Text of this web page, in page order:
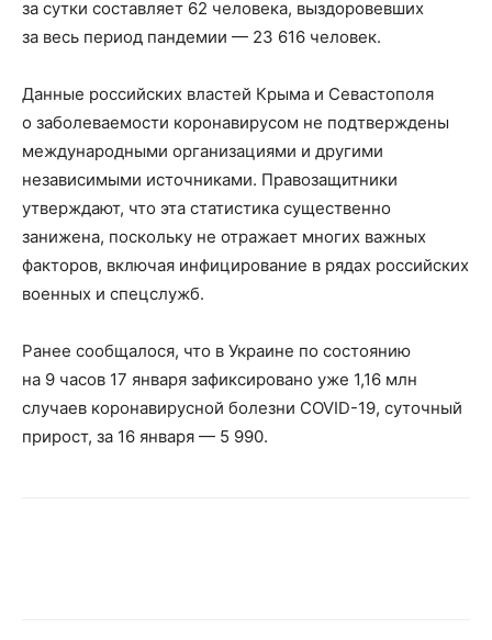
за сутки составляет 62 человека, выздоровевших
за весь период пандемии — 23 616 человек.
Данные российских властей Крыма и Севастополя
о заболеваемости коронавирусом не подтверждены
международными организациями и другими
независимыми источниками. Правозащитники
утверждают, что эта статистика существенно
занижена, поскольку не отражает многих важных
факторов, включая инфицирование в рядах российских
военных и спецслужб.
Ранее сообщалося, что в Украине по состоянию
на 9 часов 17 января зафиксировано уже 1,16 млн
случаев коронавирусной болезни COVID-19, суточный
прирост, за 16 января — 5 990.